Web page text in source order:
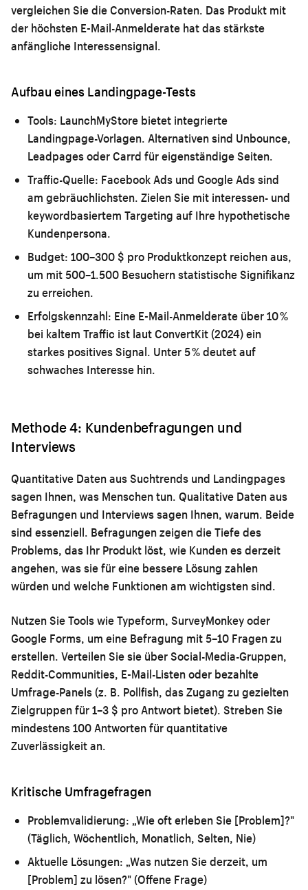
vergleichen Sie die Conversion-Raten. Das Produkt mit
der höchsten E-Mail-Anmelderate hat das stärkste
anfängliche Interessensignal.
Aufbau eines Landingpage-Tests
Tools: LaunchMyStore bietet integrierte
Landingpage-Vorlagen. Alternativen sind Unbounce,
Leadpages oder Carrd für eigenständige Seiten.
Traffic-Quelle: Facebook Ads und Google Ads sind
am gebräuchlichsten. Zielen Sie mit interessen- und
keywordbasiertem Targeting auf Ihre hypothetische
Kundenpersona.
Budget: 100–300 $ pro Produktkonzept reichen aus,
um mit 500–1.500 Besuchern statistische Signifikanz
zu erreichen.
Erfolgskennzahl: Eine E-Mail-Anmelderate über 10 %
bei kaltem Traffic ist laut ConvertKit (2024) ein
starkes positives Signal. Unter 5 % deutet auf
schwaches Interesse hin.
Methode 4: Kundenbefragungen und
Interviews
Quantitative Daten aus Suchtrends und Landingpages
sagen Ihnen, was Menschen tun. Qualitative Daten aus
Befragungen und Interviews sagen Ihnen, warum. Beide
sind essenziell. Befragungen zeigen die Tiefe des
Problems, das Ihr Produkt löst, wie Kunden es derzeit
angehen, was sie für eine bessere Lösung zahlen
würden und welche Funktionen am wichtigsten sind.
Nutzen Sie Tools wie Typeform, SurveyMonkey oder
Google Forms, um eine Befragung mit 5–10 Fragen zu
erstellen. Verteilen Sie sie über Social-Media-Gruppen,
Reddit-Communities, E-Mail-Listen oder bezahlte
Umfrage-Panels (z. B. Pollfish, das Zugang zu gezielten
Zielgruppen für 1–3 $ pro Antwort bietet). Streben Sie
mindestens 100 Antworten für quantitative
Zuverlässigkeit an.
Kritische Umfragefragen
Problemvalidierung: „Wie oft erleben Sie [Problem]?"
(Täglich, Wöchentlich, Monatlich, Selten, Nie)
Aktuelle Lösungen: „Was nutzen Sie derzeit, um
[Problem] zu lösen?" (Offene Frage)